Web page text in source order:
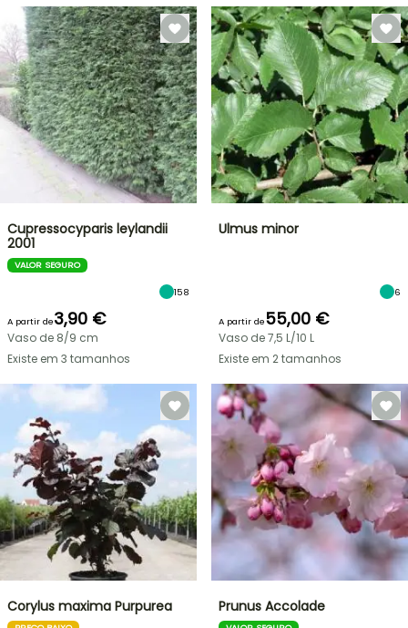
Cupressocyparis leylandii
2001
VALOR SEGURO
158
A partir de3,90 €
Vaso de 8/9 cm
Existe em 3 tamanhos
Ulmus minor
6
A partir de55,00 €
Vaso de 7,5 L/10 L
Existe em 2 tamanhos
Corylus maxima Purpurea Prunus Accolade